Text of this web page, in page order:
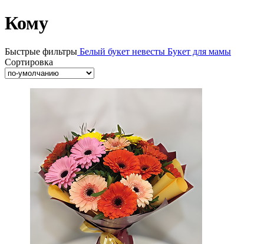
Кому
Быстрые фильтры Белый букет невесты Букет для мамы
Сортировка